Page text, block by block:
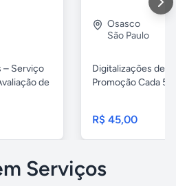
– Serviço
de
Osasco
São Paulo
Digitalizações de
Promoção Cada 5
R$ 45,00
Serviços